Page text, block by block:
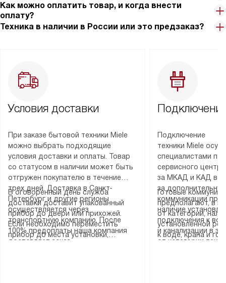
Как можно оплатить товар, и когда внести
оплату?
Техника в наличии в России или это предзаказ?
Условия доставки
При заказе бытовой техники Miele
можно выбрать подходящие
условия доставки и оплаты. Товар
со статусом в наличии может быть
отгружен покупателю в течение
трех дней. Доставка в Санкт-
Петербург и другие регионы
осуществляется через
транспортную компанию. После
100% предоплаты наша компания
доставляет заказ
В оговоренный день служба
доставки доставит упакованный
прибор до двери или прихожей.
Если необходимо переместить
прибор до места установки,
Подключение
техники Miele
специалистами
сервисного
за МКАД и КАД
за
коммуникации
наличие
подключения к
и канализации в
от категории
Готовые
предполагают, в
от категории,
установленной
к воде, крана и